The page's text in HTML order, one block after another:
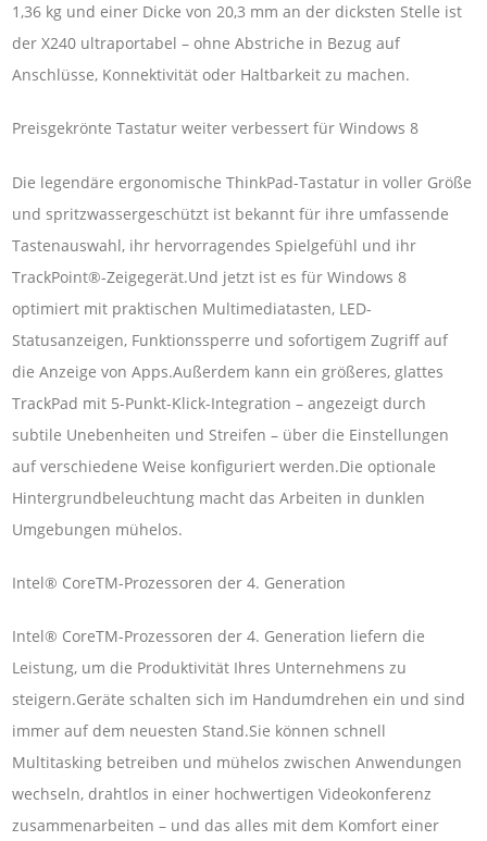
1,36 kg und einer Dicke von 20,3 mm an der dicksten Stelle ist
der X240 ultraportabel – ohne Abstriche in Bezug auf
Anschlüsse, Konnektivität oder Haltbarkeit zu machen.
Preisgekrönte Tastatur weiter verbessert für Windows 8
Die legendäre ergonomische ThinkPad-Tastatur in voller Größe
und spritzwassergeschützt ist bekannt für ihre umfassende
Tastenauswahl, ihr hervorragendes Spielgefühl und ihr
TrackPoint®-Zeigegerät.Und jetzt ist es für Windows 8
optimiert mit praktischen Multimediatasten, LED-
Statusanzeigen, Funktionssperre und sofortigem Zugriff auf
die Anzeige von Apps.Außerdem kann ein größeres, glattes
TrackPad mit 5-Punkt-Klick-Integration – angezeigt durch
subtile Unebenheiten und Streifen – über die Einstellungen
auf verschiedene Weise konfiguriert werden.Die optionale
Hintergrundbeleuchtung macht das Arbeiten in dunklen
Umgebungen mühelos.
Intel® CoreTM-Prozessoren der 4. Generation
Intel® CoreTM-Prozessoren der 4. Generation liefern die
Leistung, um die Produktivität Ihres Unternehmens zu
steigern.Geräte schalten sich im Handumdrehen ein und sind
immer auf dem neuesten Stand.Sie können schnell
Multitasking betreiben und mühelos zwischen Anwendungen
wechseln, drahtlos in einer hochwertigen Videokonferenz
zusammenarbeiten – und das alles mit dem Komfort einer